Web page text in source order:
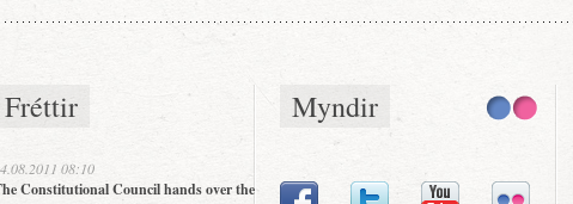
Fréttir
08:10
Constitutional Council hands over the
Myndir